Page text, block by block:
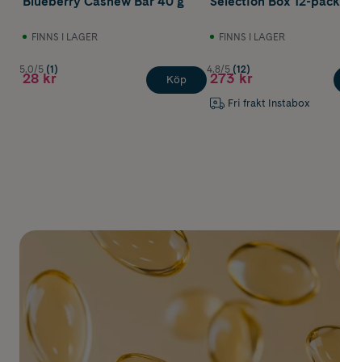
FINNS I LAGER
5.0/5 (1)
28 kr Köp
FINNS I LAGER
4.8/5 (12)
273 kr
Fri frakt Instabox